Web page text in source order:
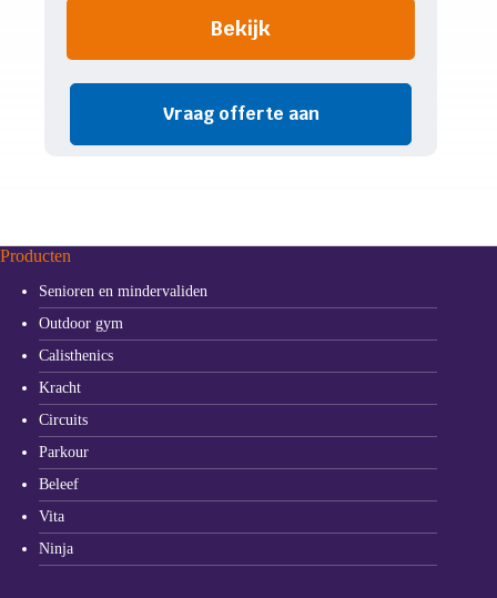
Bekijk
Vraag offerte aan
Producten
Senioren en mindervaliden
Outdoor gym
Calisthenics
Kracht
Circuits
Parkour
Beleef
Vita
Ninja